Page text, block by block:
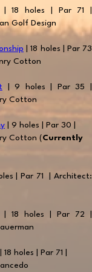
| 18 holes | Par 71 |
Golf Design
| 18 holes | Par 73
Cotton
| 9 holes | Par 35 |
Cotton
| 9 holes | Par 30 |
Cotton (Currently
| Par 71 | Architect:
| 18 holes | Par 72 |
holes | Par 71 |